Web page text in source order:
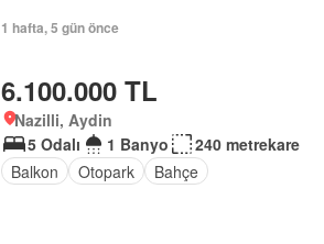
1 hafta, 5 gün önce
6.100.000 TL
Nazilli, Aydin
5 Odalı
1 Banyo
240 metrekare
Balkon
Otopark Bahçe